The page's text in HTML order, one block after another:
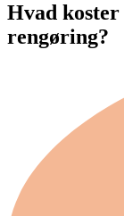
Hvad
rengøring?